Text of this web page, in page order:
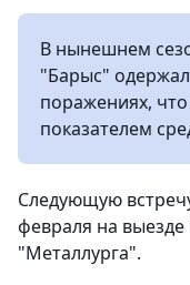
В нынешнем
"Барыс"
поражениях,
показателем
Следующую
февраля на выезде
"Металлурга".